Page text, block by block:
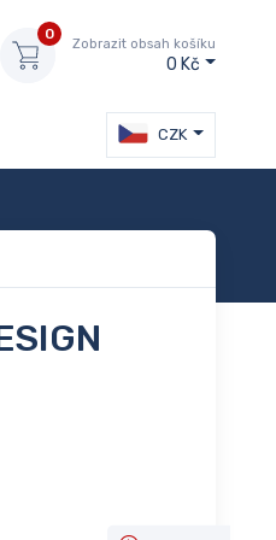
0
Zobrazit obsah košíku
0 Kč
CZK